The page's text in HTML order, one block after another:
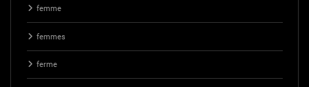
femme
femmes
ferme